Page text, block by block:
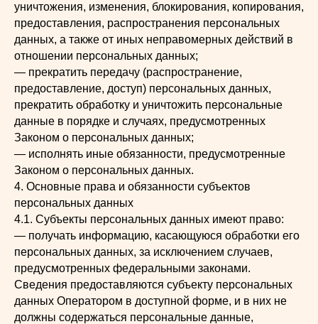
уничтожения, изменения, блокирования, копирования,
предоставления, распространения персональных
данных, а также от иных неправомерных действий в
отношении персональных данных;
— прекратить передачу (распространение,
предоставление, доступ) персональных данных,
прекратить обработку и уничтожить персональные
данные в порядке и случаях, предусмотренных
Законом о персональных данных;
— исполнять иные обязанности, предусмотренные
Законом о персональных данных.
4. Основные права и обязанности субъектов
персональных данных
4.1. Субъекты персональных данных имеют право:
— получать информацию, касающуюся обработки его
персональных данных, за исключением случаев,
предусмотренных федеральными законами.
Сведения предоставляются субъекту персональных
данных Оператором в доступной форме, и в них не
должны содержаться персональные данные,